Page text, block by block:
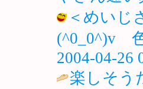
＜めいじ
(^0_0^)v
2004-04-26
楽しそう